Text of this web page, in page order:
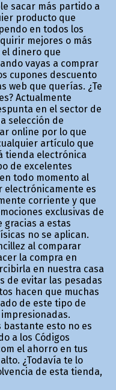
sacar más partido a
producto que
en todos los
mejores o más
dinero que
vayas a comprar
cupones descuento
web que querías. ¿Te
Actualmente
en el sector de
selección de
online por lo que
artículo que
tienda electrónica
de excelentes
todo momento al
electrónicamente es
corriente y que
exclusivas de
gracias a estas
no se aplican.
al comparar
la compra en
en nuestra casa
de evitar las pesadas
hacen que muchas
de este tipo de
esto no es
a los Códigos
el ahorro en tus
¿Todavía te lo
de esta tienda,